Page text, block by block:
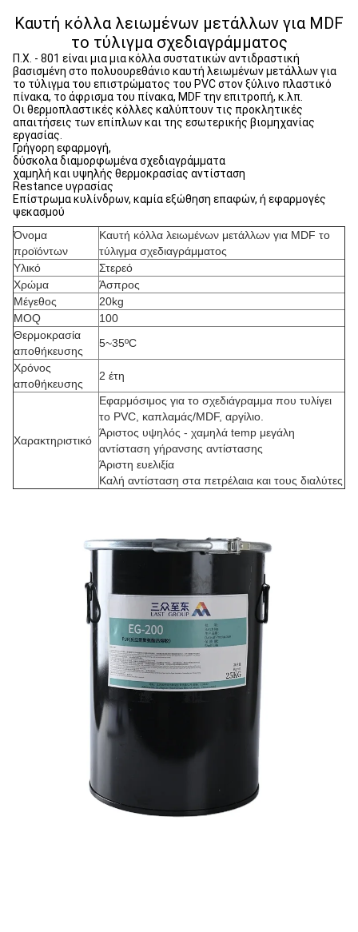
Καυτή κόλλα λειωμένων μετάλλων για MDF
το τύλιγμα σχεδιαγράμματος
Π.Χ. - 801 είναι μια μια κόλλα συστατικών αντιδραστική
βασισμένη στο πολυουρεθάνιο καυτή λειωμένων μετάλλων για
το τύλιγμα του επιστρώματος του PVC στον ξύλινο πλαστικό
πίνακα, το άφρισμα του πίνακα, MDF την επιτροπή, κ.λπ.
Οι θερμοπλαστικές κόλλες καλύπτουν τις προκλητικές
απαιτήσεις των επίπλων και της εσωτερικής βιομηχανίας
εργασίας.
Γρήγορη εφαρμογή,
δύσκολα διαμορφωμένα σχεδιαγράμματα
χαμηλή και υψηλής θερμοκρασίας αντίσταση
Restance υγρασίας
Επίστρωμα κυλίνδρων, καμία εξώθηση επαφών, ή εφαρμογές
ψεκασμού
Όνομα
προϊόντων
Καυτή κόλλα λειωμένων μετάλλων για MDF το
τύλιγμα σχεδιαγράμματος
Υλικό
Στερεό
Χρώμα
Άσπρος
Μέγεθος
20kg
MOQ
100
Θερμοκρασία
αποθήκευσης
5~35ºC
Χρόνος
αποθήκευσης
2 έτη
Χαρακτηριστικό
Εφαρμόσιμος για το σχεδιάγραμμα που τυλίγει
το PVC, καπλαμάς/MDF, αργίλιο.
Άριστος υψηλός - χαμηλά temp μεγάλη
αντίσταση γήρανσης αντίστασης
Άριστη ευελιξία
Καλή αντίσταση στα πετρέλαια και τους διαλύτες